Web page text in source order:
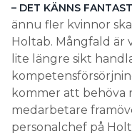
– DET KÄNNS
ännu fler kvinnor
Holtab. Mångfald är
lite längre sikt
kommer att behöva
medarbetare
personalchef på